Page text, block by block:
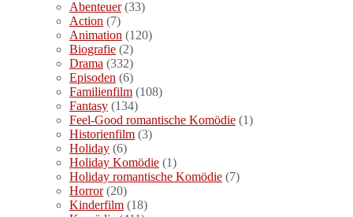
Abenteuer(33)
Action (7)
Animation (120)
Biografie (2)
Drama (332)
Episoden (6)
Familienfilm (108)
Fantasy (134)
Feel-Good romantische Komödie (1)
Historienfilm (3)
Holiday (6)
Holiday Komödie (1)
Holiday romantische Komödie (7)
Horror(20)
Kinderfilm (18)